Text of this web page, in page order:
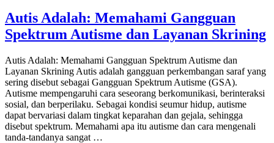
Autis Adalah: Memahami Gangguan
Spektrum Autisme dan Layanan Skrining
Autis Adalah: Memahami Gangguan Spektrum Autisme dan
Layanan Skrining Autis adalah gangguan perkembangan saraf yang
sering disebut sebagai Gangguan Spektrum Autisme (GSA).
Autisme mempengaruhi cara seseorang berkomunikasi, berinteraksi
sosial, dan berperilaku. Sebagai kondisi seumur hidup, autisme
dapat bervariasi dalam tingkat keparahan dan gejala, sehingga
disebut spektrum. Memahami apa itu autisme dan cara mengenali
tanda-tandanya sangat …